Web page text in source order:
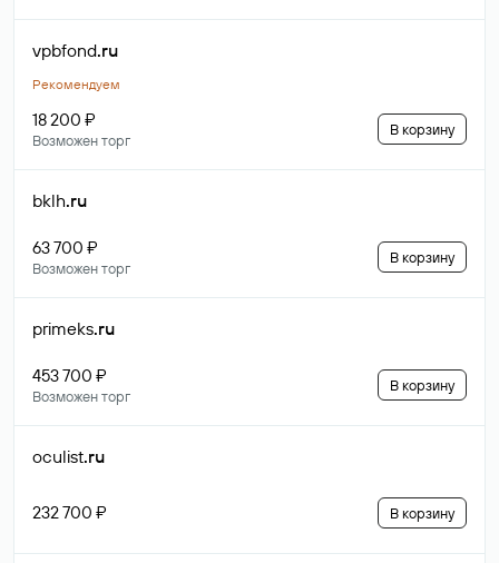
vpbfond.ru
Рекомендуем
18 200 ₽
Возможен торг
В корзину
bklh.ru
63 700 ₽
Возможен торг
В корзину
primeks.ru
453 700 ₽
Возможен торг
В корзину
oculist.ru
232 700 ₽ В корзину